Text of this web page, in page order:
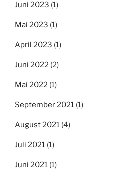
Juni 2023 (1)
Mai 2023 (1)
April 2023 (1)
Juni 2022 (2)
Mai 2022 (1)
September 2021 (1)
August 2021 (4)
Juli 2021 (1)
Juni 2021 (1)